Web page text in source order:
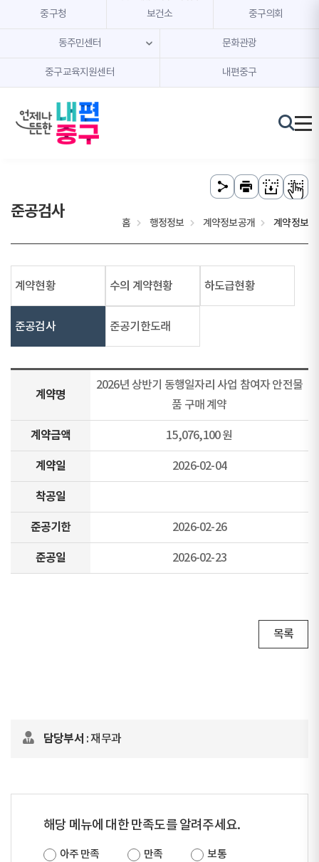
본문 내용 바로가기
주메뉴 바로가기
중구청 보건소 중구의회
동주민센터 문화관광
중구교육지원센터 내편중구
준공검사
홈 행정정보 계약정보공개 계약정보
계약현황 수의 계약현황 하도급현황
준공검사 준공기한도래
계약명
2026년 상반기 동행일자리 사업 참여자 안전물
품 구매 계약
계약금액 15,076,100 원
계약일 2026-02-04
착공일
준공기한 2026-02-26
준공일 2026-02-23
목록
담당부서 : 재무과
해당 메뉴에 대한 만족도를 알려주세요.
아주 만족 만족
보통